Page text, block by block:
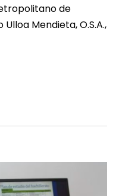
de
Mendieta, O.S.A.,